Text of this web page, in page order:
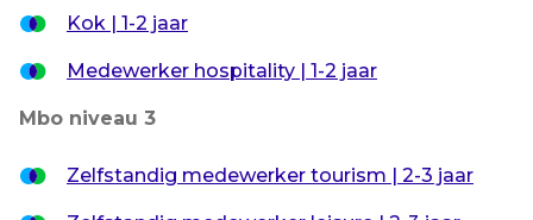
Kok | 1-2 jaar
Medewerker hospitality | 1-2 jaar
Mbo niveau 3
Zelfstandig medewerker tourism | 2-3 jaar